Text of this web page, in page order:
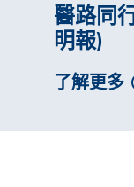
醫路同
明報)
了解更多